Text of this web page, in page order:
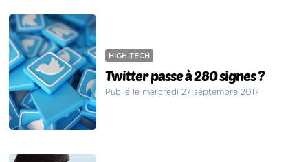
HIGH-TECH
Twitter passe à 280 signes ?
Publié le mercredi 27 septembre 2017